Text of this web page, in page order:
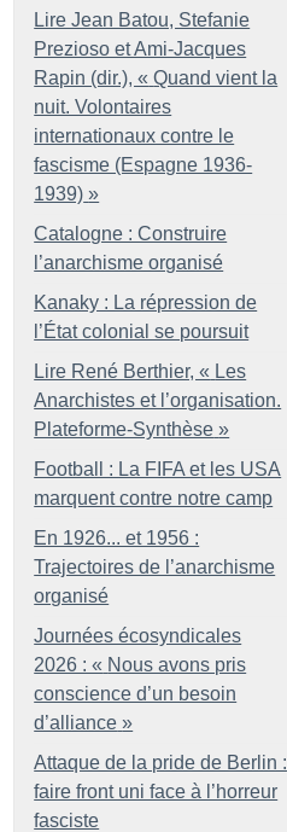
Lire Jean Batou, Stefanie
Prezioso et Ami-Jacques
Rapin (dir.), « Quand vient la
nuit. Volontaires
internationaux contre le
fascisme (Espagne 1936-
1939) »
Catalogne : Construire
l’anarchisme organisé
Kanaky : La répression de
l’État colonial se poursuit
Lire René Berthier, « Les
Anarchistes et l’organisation.
Plateforme-Synthèse »
Football : La FIFA et les USA
marquent contre notre camp
En 1926... et 1956 :
Trajectoires de l’anarchisme
organisé
Journées écosyndicales
2026 : « Nous avons pris
conscience d’un besoin
d’alliance »
Attaque de la pride de Berlin :
faire front uni face à l’horreur
fasciste